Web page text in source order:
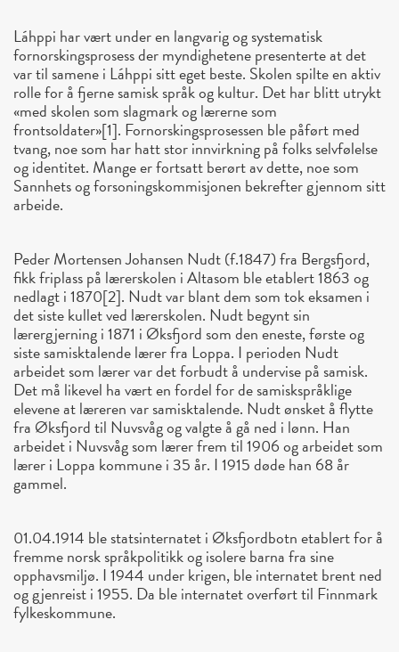
Láhppi har vært under en langvarig og systematisk
fornorskingsprosess der myndighetene presenterte at det
var til samene i Láhppi sitt eget beste. Skolen spilte en aktiv
rolle for å fjerne samisk språk og kultur. Det har blitt utrykt
«med skolen som slagmark og lærerne som
frontsoldater»[1]. Fornorskingsprosessen ble påført med
tvang, noe som har hatt stor innvirkning på folks selvfølelse
og identitet. Mange er fortsatt berørt av dette, noe som
Sannhets og forsoningskommisjonen bekrefter gjennom sitt
arbeide.
Peder Mortensen Johansen Nudt (f.1847) fra Bergsfjord,
fikk friplass på lærerskolen i Altasom ble etablert 1863 og
nedlagt i 1870[2]. Nudt var blant dem som tok eksamen i
det siste kullet ved lærerskolen. Nudt begynt sin
lærergjerning i 1871 i Øksfjord som den eneste, første og
siste samisktalende lærer fra Loppa. I perioden Nudt
arbeidet som lærer var det forbudt å undervise på samisk.
Det må likevel ha vært en fordel for de samiskspråklige
elevene at læreren var samisktalende. Nudt ønsket å flytte
fra Øksfjord til Nuvsvåg og valgte å gå ned i lønn. Han
arbeidet i Nuvsvåg som lærer frem til 1906 og arbeidet som
lærer i Loppa kommune i 35 år. I 1915 døde han 68 år
gammel.
01.04.1914 ble statsinternatet i Øksfjordbotn etablert for å
fremme norsk språkpolitikk og isolere barna fra sine
opphavsmiljø. I 1944 under krigen, ble internatet brent ned
og gjenreist i 1955. Da ble internatet overført til Finnmark
fylkeskommune.